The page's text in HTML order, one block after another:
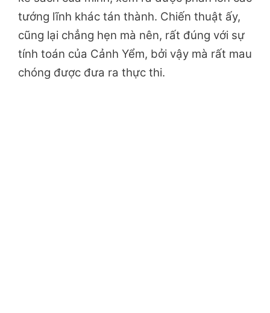
tướng lĩnh khác tán thành. Chiến thuật ấy,
cũng lại chẳng hẹn mà nên, rất đúng với sự
tính toán của Cảnh Yểm, bởi vậy mà rất mau
chóng được đưa ra thực thi.